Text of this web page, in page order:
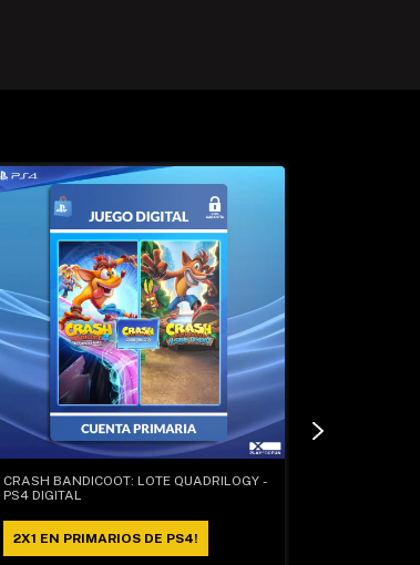
CRASH BANDICOOT: LOTE QUADRILOGY -
PS4 DIGITAL
2X1 EN PRIMARIOS DE PS4!